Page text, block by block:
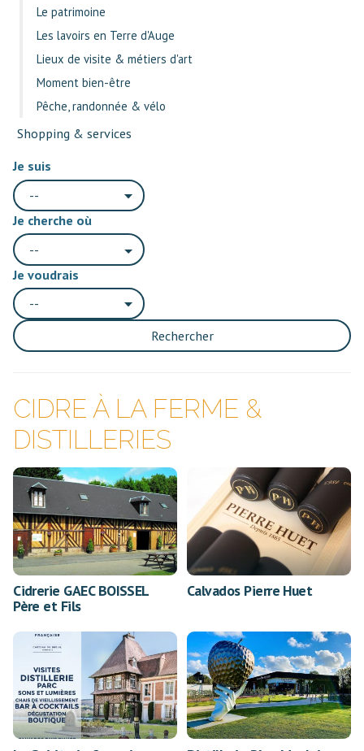
Le patrimoine
Les lavoirs en Terre d'Auge
Lieux de visite & métiers d'art
Moment bien-être
Pêche, randonnée & vélo
Shopping & services
Je suis
--
Je cherche où
--
Je voudrais
--
Rechercher
CIDRE À LA FERME &
DISTILLERIES
Cidrerie GAEC BOISSEL
Père et Fils
Calvados Pierre Huet